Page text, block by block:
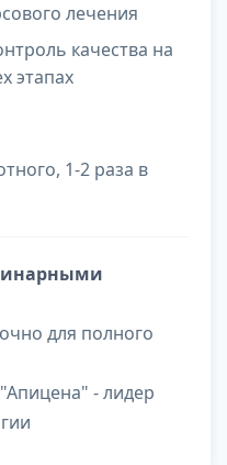
лечения
качества на
этапах
1-2 раза в
для полного
- лидер